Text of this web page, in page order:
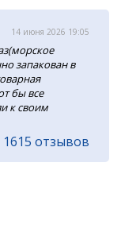
14 июня 2026 19:05
запакован в
бы все
к своим
отзывов